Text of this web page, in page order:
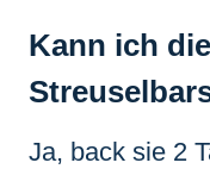
Kann ich
Ja, back sie 2